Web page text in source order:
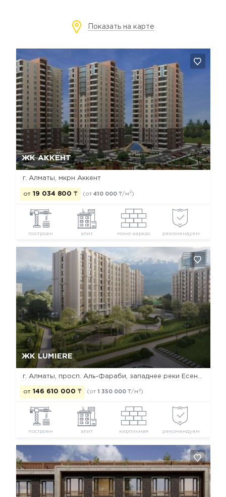
Показать на карте
ЖК АККЕНТ
г. Алматы, мкрн Аккент
от 19 034 800 ₸ (от 410 000 ₸/м2)
построен элит моно-каркас рекомендуем
Да, удалить Отмена
ЖК LUMIERE
от 146 610 000 ₸ (от 1 350 000 ₸/м 2)
построен элит кирпичная рекомендуем
Да, удалить